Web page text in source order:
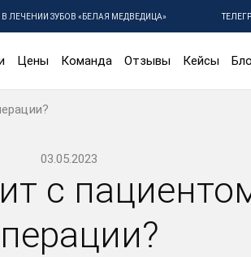
ЛЕЧЕНИИ ЗУБОВ «БЕЛАЯ МЕДВЕДИЦА»
Цены Команда Отзывы Кейсы
03.05.2023
с